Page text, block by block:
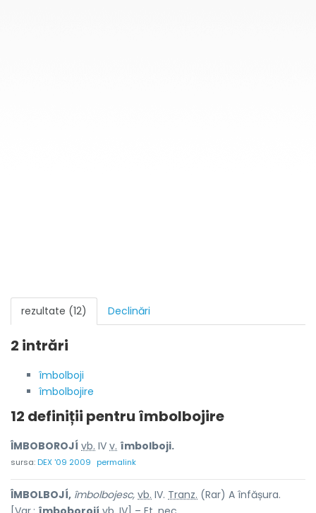
rezultate (12) Declinări
2 intrări
îmbolboji
îmbolbojire
12 definiții pentru îmbolbojire
ÎMBOBOROJÍ vb. IV v. îmbolboji.
sursa:DEX '09 2009 permalink
ÎMBOLBOJÍ, îmbolbojesc, vb. IV. Tranz. (Rar) A înfășura.